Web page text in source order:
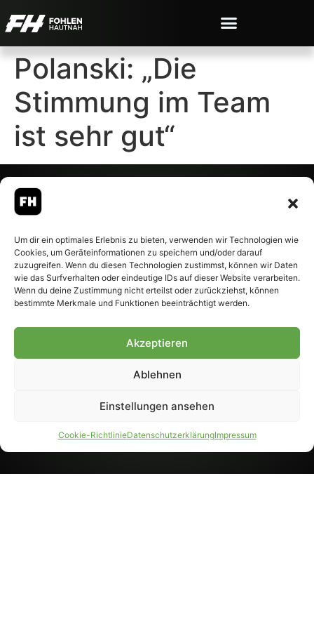
Um dir ein optimales Erlebnis zu bieten, verwenden wir Technologien wie
Cookies, um Geräteinformationen zu speichern und/oder darauf
zuzugreifen. Wenn du diesen Technologien zustimmst, können wir Daten
wie das Surfverhalten oder eindeutige IDs auf dieser Website verarbeiten.
Wenn du deine Zustimmung nicht erteilst oder zurückziehst, können
bestimmte Merkmale und Funktionen beeinträchtigt werden.
Akzeptieren
Ablehnen
Einstellungen ansehen
Cookie-RichtlinieDatenschutzerklärungImpressum
Polanski: „Die
Stimmung im Team
ist sehr gut“
– Alle rechte vorbehalten.
Fohlen-Hautnah.de ist ein
offiziell eingetragenes Magazin
bei der Deutschen
Nationalbibliothek (ISSN 1868-
Weiterverarbeitung, auch
Genehmigung.
PARTNER WERDEN
AGB